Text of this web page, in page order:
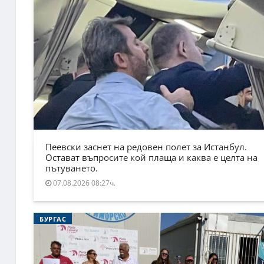
Пеевски заснет на редовен полет за Истанбул.
Остават въпросите кой плаща и каква е целта на
пътуването.
07.08.2026 08:27ч.
БУРГАС